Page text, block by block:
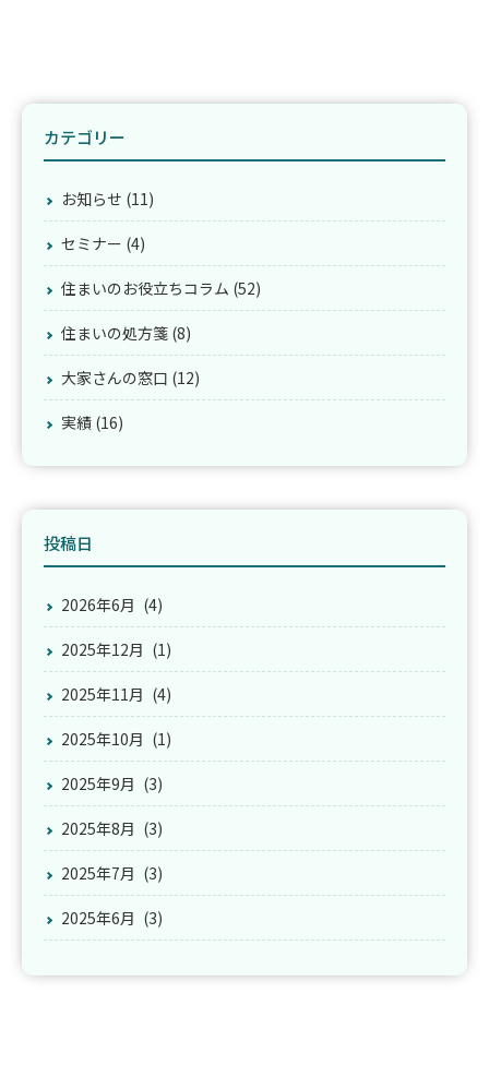
カテゴリー
お知らせ (11)
セミナー (4)
住まいのお役立ちコラム (52)
住まいの処方箋 (8)
大家さんの窓口 (12)
実績 (16)
投稿日
2026年6月 (4)
2025年12月 (1)
2025年11月 (4)
2025年10月 (1)
2025年9月 (3)
2025年8月 (3)
2025年7月 (3)
2025年6月 (3)